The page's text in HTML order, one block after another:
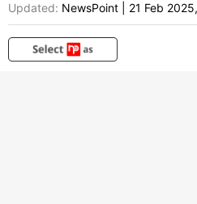
Updated: NewsPoint 21 Feb